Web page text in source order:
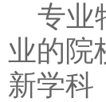
专业
业的院
新学科